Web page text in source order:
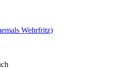
Wehrfritz)